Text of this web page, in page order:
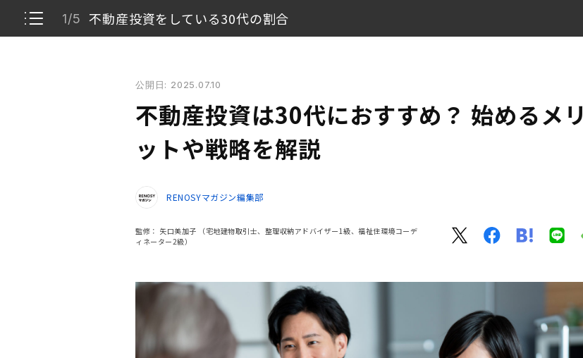
1/5 不動産投資をしている30代の割合
不動産投資をしている30代の割合
30代が不動産投資を始めるメリット
30代が不動産投資を成功させるポイントを4つ紹介します。
30代から不動産投資を始めて早めに資産を形成しよう
公開日: 2025.07.10
不動産投資は30代におすすめ？ 始めるメリ
ットや戦略を解説
RENOSYマガジン編集部
監修： 矢口美加子
（宅地建物取引士、整理収納アドバイザー1級、福祉住環境コーデ
ィネーター2級）